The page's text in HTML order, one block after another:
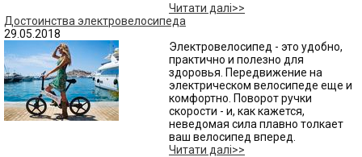
Читати далі>>
Достоинства электровелосипеда
29.05.2018
Электровелосипед - это удобно,
практично и полезно для
здоровья. Передвижение на
электрическом велосипеде еще и
комфортно. Поворот ручки
скорости - и, как кажется,
неведомая сила плавно толкает
ваш велосипед вперед.
Читати далі>>